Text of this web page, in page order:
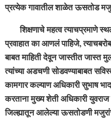
प्रत्येक गावातील शाळेत ऊसतोड
शिक्षणाचे महत्व त्याचप्रमाणे
प्रवाहात का आणलं पाहिजे,
बाबत माहिती देवून जास्तीत जास्त
त्यांच्या अडचणी सोडवण्याबाबत
कामगार कल्याण अधिकारी सुभाष
करताना मुख्य शेती अधिकारी युवराज
जिल्ह्यातून आलेल्या ऊसतोडणी